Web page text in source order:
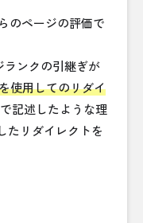
のページの評価で
ランクの引継ぎが
使用してのリダイ
記述したような理
たリダイレクトを